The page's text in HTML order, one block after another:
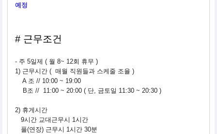
예정
# 근무조건
- 주 5일제 ( 월 8~ 12회 휴무 )
1) 근무시간 ( 매월 직원들과 스케줄 조율 )
A 조 // 10:00 ~ 19:00
B조 // 11:00 ~ 20:00 ( 단, 금토일 11:30 ~ 20:30 )
2) 휴게시간
9시간 교대근무시 1시간
풀(연장) 근무시 1시간 30분